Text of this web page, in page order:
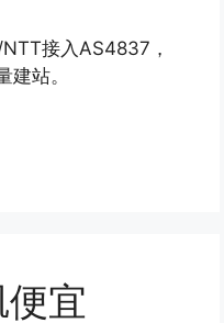
接入AS4837，
站。
宜